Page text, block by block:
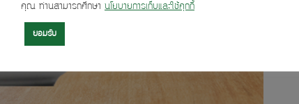
คุณ ท่านสามารถศึกษา นโยบายการเก็บและใช้คุกกี้
ยอมรับ